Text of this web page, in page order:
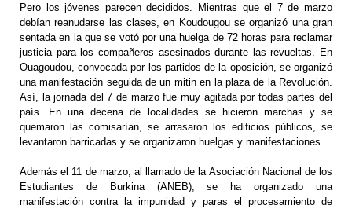
Pero los jóvenes parecen decididos. Mientras que el 7 de marzo
debían reanudarse las clases, en Koudougou se organizó una gran
sentada en la que se votó por una huelga de 72 horas para reclamar
justicia para los compañeros asesinados durante las revueltas. En
Ouagoudou, convocada por los partidos de la oposición, se organizó
una manifestación seguida de un mitin en la plaza de la Revolución.
Así, la jornada del 7 de marzo fue muy agitada por todas partes del
país. En una decena de localidades se hicieron marchas y se
quemaron las comisarían, se arrasaron los edificios públicos, se
levantaron barricadas y se organizaron huelgas y manifestaciones.
Además el 11 de marzo, al llamado de la Asociación Nacional de los
Estudiantes de Burkina (ANEB), se ha organizado una
manifestación contra la impunidad y paras el procesamiento de